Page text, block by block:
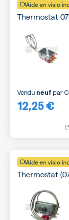
Aide en visio
Thermostat
12,25 €
Vendu neuf par
Aide en visio
Thermostat